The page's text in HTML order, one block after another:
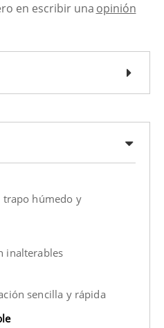
en escribir una opinión
trapo húmedo y
inalterables
sencilla y rápida